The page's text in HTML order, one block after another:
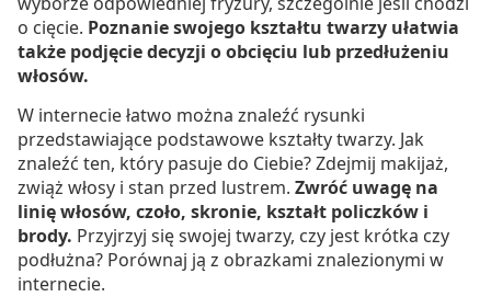
o cięcie. Poznanie swojego kształtu twarzy ułatwia
także podjęcie decyzji o obcięciu lub przedłużeniu
włosów.
W internecie łatwo można znaleźć rysunki
przedstawiające podstawowe kształty twarzy. Jak
znaleźć ten, który pasuje do Ciebie? Zdejmij makijaż,
zwiąż włosy i stan przed lustrem. Zwróć uwagę na
linię włosów, czoło, skronie, kształt policzków i
brody. Przyjrzyj się swojej twarzy, czy jest krótka czy
podłużna? Porównaj ją z obrazkami znalezionymi w
internecie.